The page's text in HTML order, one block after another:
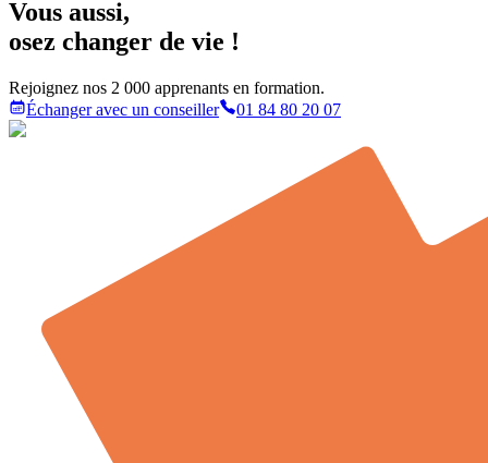
Vous aussi,
osez changer de vie !
Rejoignez nos 2 000 apprenants en formation.
Échanger avec un conseiller
01 84 80 20 07